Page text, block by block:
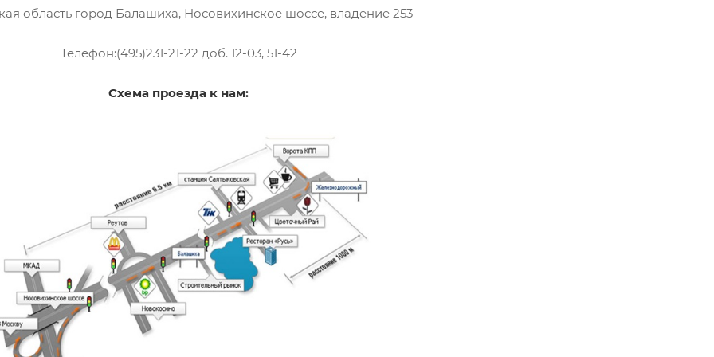
область город Балашиха, Носовихинское шоссе, владение 253
Телефон:(495)231-21-22 доб. 12-03, 51-42
Схема проезда к нам: